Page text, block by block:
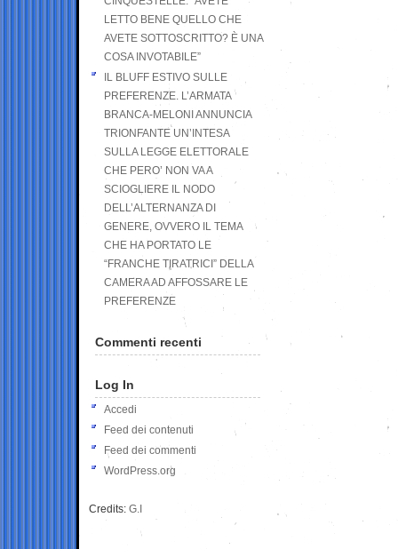
LETTO BENE QUELLO CHE
AVETE SOTTOSCRITTO? È UNA
COSA INVOTABILE”
IL BLUFF ESTIVO SULLE
PREFERENZE. L’ARMATA
BRANCA-MELONI ANNUNCIA
TRIONFANTE UN’INTESA
SULLA LEGGE ELETTORALE
CHE PERO’ NON VA A
SCIOGLIERE IL NODO
DELL’ALTERNANZA DI
GENERE, OVVERO IL TEMA
CHE HA PORTATO LE
“FRANCHE TIRATRICI” DELLA
CAMERA AD AFFOSSARE LE
PREFERENZE
Commenti recenti
Log In
Accedi
Feed dei contenuti
Feed dei commenti
WordPress.org
Credits: G.I